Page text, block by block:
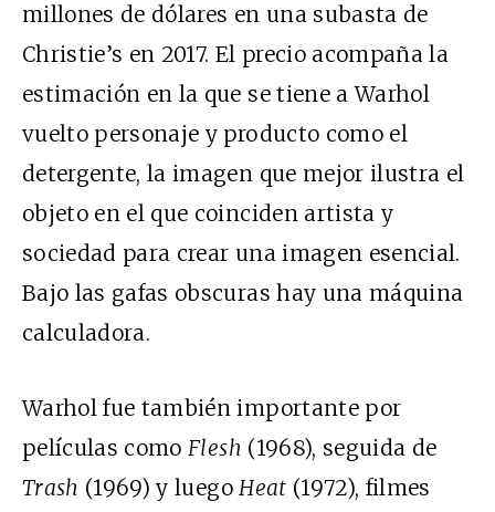
millones de dólares en una subasta de
Christie’s en 2017. El precio acompaña la
estimación en la que se tiene a Warhol
vuelto personaje y producto como el
detergente, la imagen que mejor ilustra el
objeto en el que coinciden artista y
sociedad para crear una imagen esencial.
Bajo las gafas obscuras hay una máquina
calculadora.
Warhol fue también importante por
películas comoFlesh (1968), seguida de
Trash (1969) y luegoHeat (1972), filmes